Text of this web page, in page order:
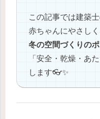
この記事では建築士
赤ちゃんにやさし
冬の空間づくりの
「安全・乾燥・あ
します👓✨